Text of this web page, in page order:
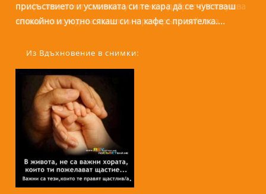
присъствието и усмивката си те кара да се чувстваш
спокойно и уютно сякаш си на кафе с приятелка....
Из Вдъхновение в снимки: